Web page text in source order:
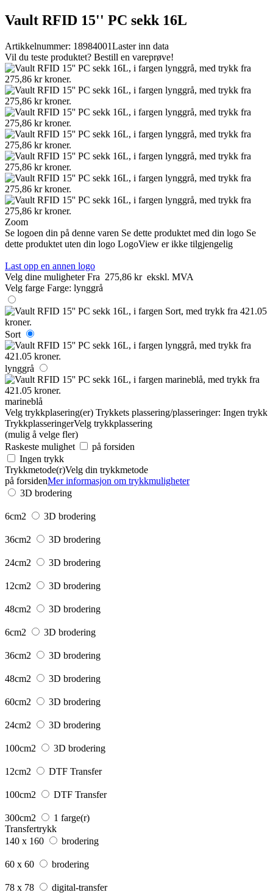
Vault RFID 15'' PC sekk 16L
Artikkelnummer: 18984001Laster inn data
Vil du teste produktet? Bestill en vareprøve!
Zoom
Se logoen din på denne varen Se dette produktet med din logo Se
dette produktet uten din logo LogoView er ikke tilgjengelig
Last opp en annen logo
Velg dine muligheter Fra 275,86 kr ekskl. MVA
Velg farge Farge: lynggrå
Sort
lynggrå
marineblå
Velg trykkplasering(er) Trykkets plassering/plasseringer: Ingen trykk
TrykkplasseringerVelg trykkplassering
(mulig å velge fler)
Raskeste mulighet
på forsiden
Ingen trykk
Trykkmetode(r)Velg din trykkmetode
på forsidenMer informasjon om trykkmuligheter
3D brodering
6cm2 3D brodering
36cm2 3D brodering
24cm2 3D brodering
12cm2 3D brodering
48cm2 3D brodering
6cm2 3D brodering
36cm2 3D brodering
48cm2 3D brodering
60cm2 3D brodering
24cm2 3D brodering
100cm2 3D brodering
12cm2 DTF Transfer
100cm2 DTF Transfer
300cm2
1 farge(r)
Transfertrykk
140 x 160
brodering
60 x 60 brodering
78 x 78 digital-transfer